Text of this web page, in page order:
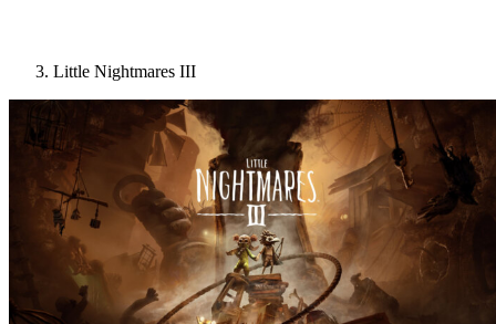
Little Nightmares III